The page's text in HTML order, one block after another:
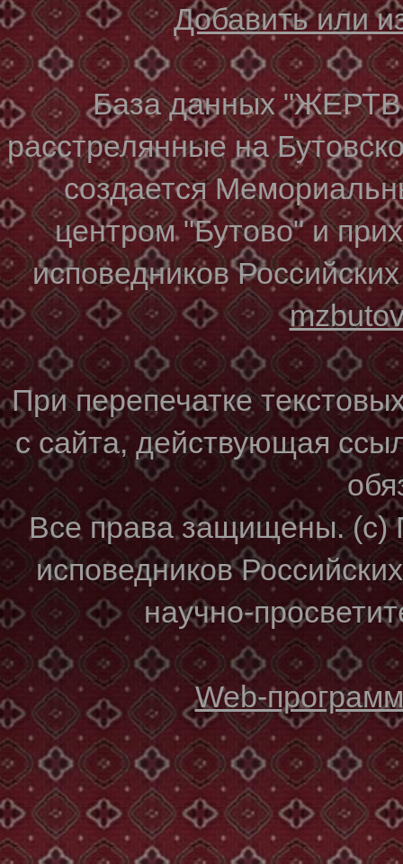
Добавить или
База данных
расстрелянные на
создается
центром "Бутово" и
исповедников
При перепечатке
с сайта, действующая
Все права защищены. (с)
исповедников
научно-
Web-